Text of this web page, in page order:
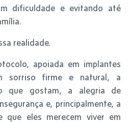
dificuldade e evitando até
realidade.
apoiada em implantes
sorriso firme e natural, a
que gostam, a alegria de
e, principalmente, a
que eles merecem viver em